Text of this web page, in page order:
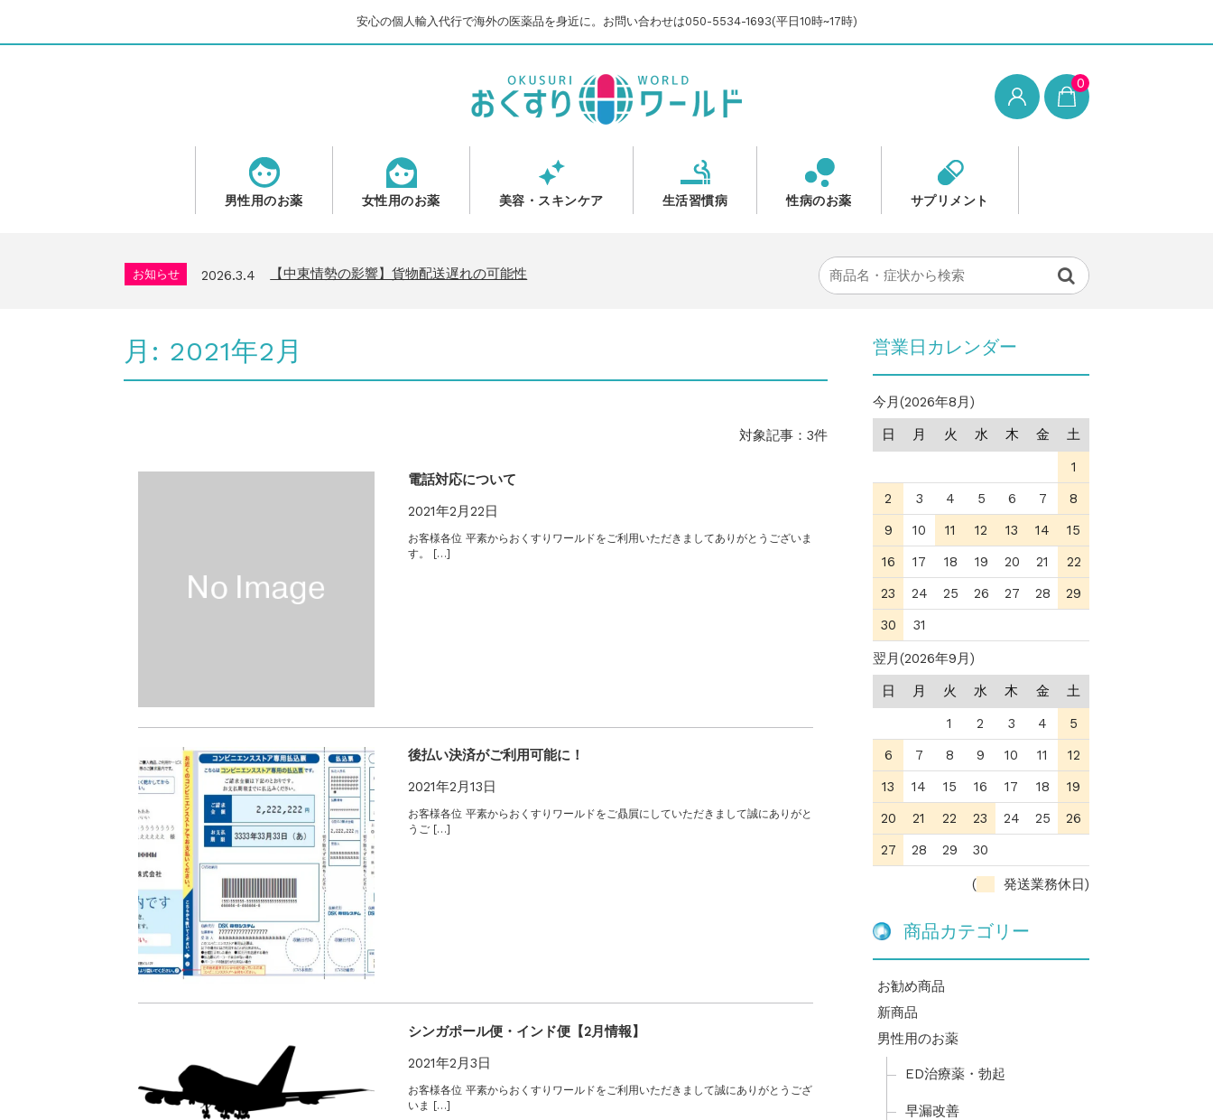
安心の個人輸入代行で海外の医薬品を身近に。お問い合わせは050-5534-1693(平日10時~17時)
0
男性用のお薬 女性用のお薬 美容・スキンケア 生活習慣病 性病のお薬 サプリメント
お知らせ 2026.3.4 【中東情勢の影響】貨物配送遅れの可能性
お知らせ 2025.8.24 問い合わせ停止期間のご案内
お知らせ 2025.8.24 問い合わせ停止期間のご案内
月: 2021年2月
対象記事：3件
電話対応について
2021年2月22日
お客様各位 平素からおくすりワールドをご利用いただきましてありがとうございま
す。 […]
後払い決済がご利用可能に！
2021年2月13日
お客様各位 平素からおくすりワールドをご贔屓にしていただきまして誠にありがと
うご […]
シンガポール便・インド便【2月情報】
2021年2月3日
お客様各位 平素からおくすりワールドをご利用いただきまして誠にありがとうござ
いま […]
営業日カレンダー
今月(2026年8月)
日
月 火 水 木 金
土
1
2
3 4 5 6 7
8
9
10 11 12 13 14
15
16
17 18 19 20 21
22
23
24 25 26 27 28
29
30
31
翌月(2026年9月)
日
月 火 水 木 金
土
1
2 3 4
5
6
7 8 9 10 11
12
13
14 15 16 17 18
19
20
21 22 23 24 25
26
27
28 29 30
( 発送業務休日)
商品カテゴリー
お勧め商品
新商品
男性用のお薬
ED治療薬・勃起
早漏改善